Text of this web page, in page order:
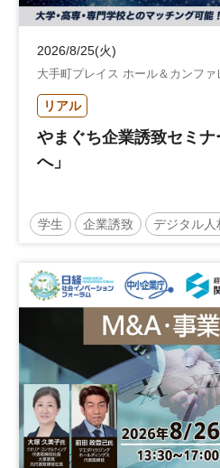
2026/8/25(火)
大手町プレイス ホール＆カンファ
リアル
やまぐち企業誘致セミ
へ」
学生 企業誘致 デジタル人
地域活性化 自治体